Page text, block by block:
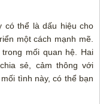
có thể là dấu hiệu cho
một cách mạnh mẽ.
mối quan hệ. Hai
sẻ, cảm thông với
tình này, có thể bạn